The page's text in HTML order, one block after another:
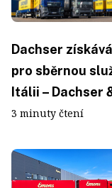
Dachser
pro sběrnou
Itálii – Dachser
3 minuty čtení